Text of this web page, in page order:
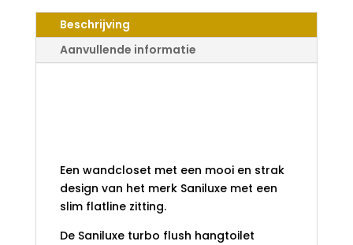
INCLUSIEF
ZITTING
AANTAL
Beschrijving
Aanvullende informatie
Een wandcloset met een mooi en strak
design van het merk Saniluxe met een
slim flatline zitting.
De Saniluxe turbo flush hangtoilet